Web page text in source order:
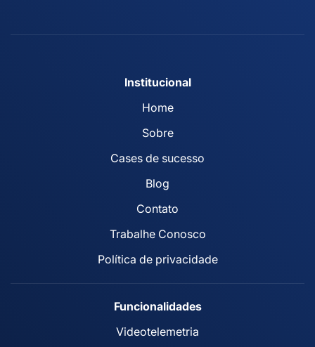
Institucional
Home
Sobre
Cases de sucesso
Blog
Contato
Trabalhe Conosco
Política de privacidade
Funcionalidades
Videotelemetria